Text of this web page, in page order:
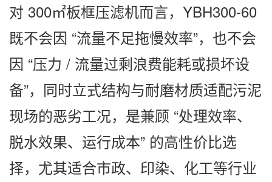
对 300㎡板框压滤机而言，YBH300-60
既不会因 “流量不足拖慢效率”，也不会
因 “压力 / 流量过剩浪费能耗或损坏设
备”，同时立式结构与耐磨材质适配污泥
现场的恶劣工况，是兼顾 “处理效率、
脱水效果、运行成本” 的高性价比选
择，尤其适合市政、印染、化工等行业